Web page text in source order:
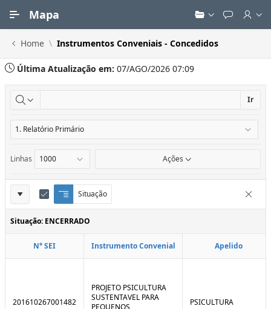
Mapa
Home Instrumentos Conveniais - Concedidos
Última Atualização em: 07/AGO/2026 07:09
Ir
Linhas Ações
Definições
do
Relatório
Situação
Q
u
e
b
E
d
i
t
Situação: ENCERRADO
N° SEI Instrumento Convenial Apelido
201610267001482
PROJETO PSICULTURA
SUSTENTAVEL PARA
PEQUENOS
PSICULTURA